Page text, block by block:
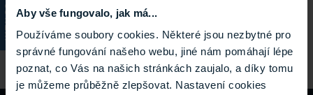
Aby vše fungovalo, jak má...
Používáme soubory cookies. Některé jsou nezbytné pro
správné fungování našeho webu, jiné nám pomáhají lépe
poznat, co Vás na našich stránkách zaujalo, a díky tomu
je můžeme průběžně zlepšovat. Nastavení cookies
KATALOG Systém NZS
TOA systém VX-3000, TOA